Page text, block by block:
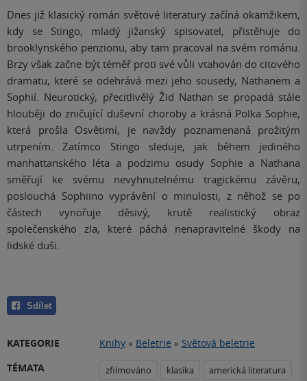
Dnes již klasický román světové literatury začíná okamžikem,
kdy se Stingo, mladý jižanský spisovatel, přistěhuje do
brooklynského penzionu, aby tam pracoval na svém románu.
Brzy však začne být téměř proti své vůli vtahován do citového
dramatu, které se odehrává mezi jeho sousedy, Nathanem a
Sophií. Neurotický, přecitlivělý Žid Nathan se propadá stále
hlouběji do zničující duševní choroby a krásná Polka Sophie,
která prošla Osvětimí, je navždy poznamenaná prožitým
utrpením. Zatímco Stingo sleduje, jak během jediného
manhattanského léta a podzimu osudy Sophie a Nathana
směřují ke svému nevyhnutelnému tragickému závěru,
poslouchá Sophiino vyprávění o minulosti, z něhož se po
částech vynořuje děsivý, krutě realistický obraz
společenského zla, které páchá nenapravitelné škody na
lidské duši.
Sdílet
KATEGORIE Knihy » Beletrie » Světová beletrie
TÉMATA
zfilmováno klasika
americká literatura